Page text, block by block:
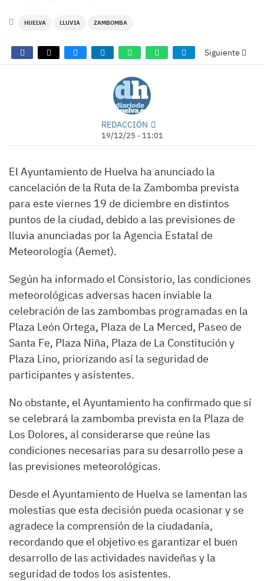
HUELVA LLUVIA ZAMBOMBA
Siguiente
REDACCIÓN
19/12/25 - 11:01
El Ayuntamiento de Huelva ha anunciado la
cancelación de la Ruta de la Zambomba prevista
para este viernes 19 de diciembre en distintos
puntos de la ciudad, debido a las previsiones de
lluvia anunciadas por la Agencia Estatal de
Meteorología (Aemet).
Según ha informado el Consistorio, las condiciones
meteorológicas adversas hacen inviable la
celebración de las zambombas programadas en la
Plaza León Ortega, Plaza de La Merced, Paseo de
Santa Fe, Plaza Niña, Plaza de La Constitución y
Plaza Lino, priorizando así la seguridad de
participantes y asistentes.
No obstante, el Ayuntamiento ha confirmado que sí
se celebrará la zambomba prevista en la Plaza de
Los Dolores, al considerarse que reúne las
condiciones necesarias para su desarrollo pese a
las previsiones meteorológicas.
Desde el Ayuntamiento de Huelva se lamentan las
molestias que esta decisión pueda ocasionar y se
agradece la comprensión de la ciudadanía,
recordando que el objetivo es garantizar el buen
desarrollo de las actividades navideñas y la
seguridad de todos los asistentes.